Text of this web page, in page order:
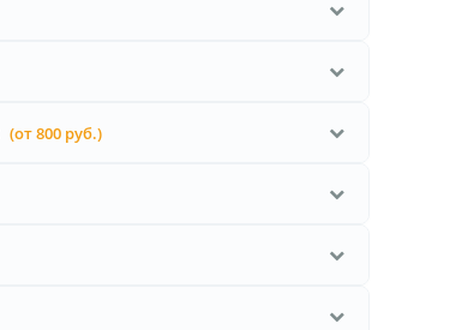
(от 800 руб.)